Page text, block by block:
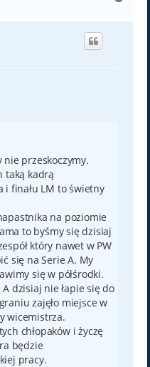
g
przeskoczymy.
taką kadrą
i finału LM to świetny
na poziomie
to byśmy się dzisiaj
który nawet w PW
się na Serie A. My
się w półśrodki.
dzisiaj nie łapie się do
zajęło miejsce w
wicemistrza.
chłopaków i życzę
będzie
pracy.